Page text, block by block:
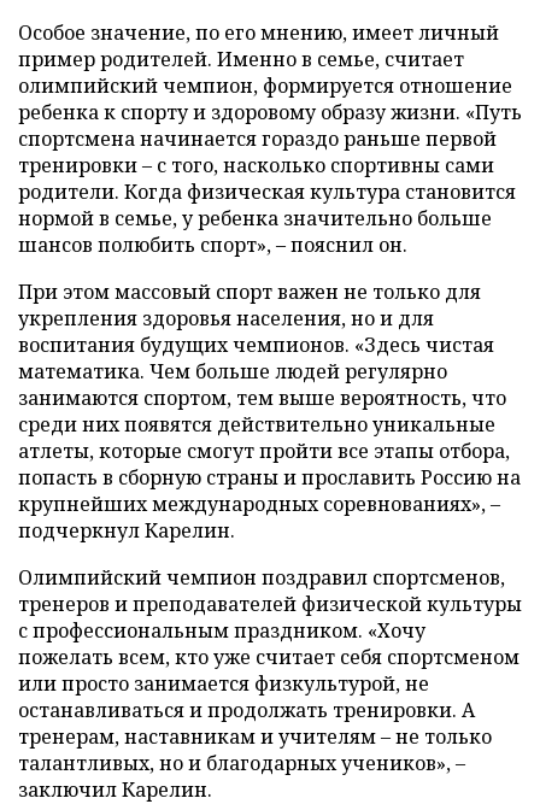
Особое значение, по его мнению, имеет личный
пример родителей. Именно в семье, считает
олимпийский чемпион, формируется отношение
ребенка к спорту и здоровому образу жизни. «Путь
спортсмена начинается гораздо раньше первой
тренировки – с того, насколько спортивны сами
родители. Когда физическая культура становится
нормой в семье, у ребенка значительно больше
шансов полюбить спорт», – пояснил он.
При этом массовый спорт важен не только для
укрепления здоровья населения, но и для
воспитания будущих чемпионов. «Здесь чистая
математика. Чем больше людей регулярно
занимаются спортом, тем выше вероятность, что
среди них появятся действительно уникальные
атлеты, которые смогут пройти все этапы отбора,
попасть в сборную страны и прославить Россию на
крупнейших международных соревнованиях», –
подчеркнул Карелин.
Олимпийский чемпион поздравил спортсменов,
тренеров и преподавателей физической культуры
с профессиональным праздником. «Хочу
пожелать всем, кто уже считает себя спортсменом
или просто занимается физкультурой, не
останавливаться и продолжать тренировки. А
тренерам, наставникам и учителям – не только
талантливых, но и благодарных учеников», –
заключил Карелин.